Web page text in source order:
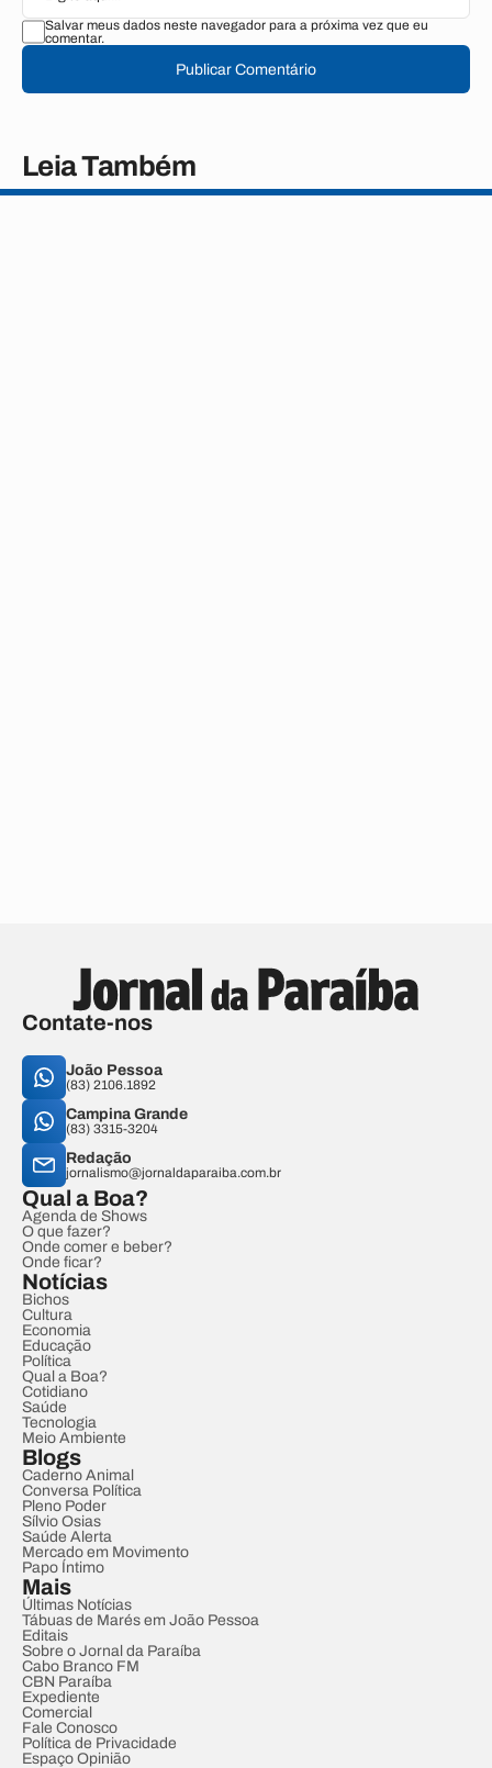
Salvar meus dados neste navegador para a próxima vez que eu
comentar.
Publicar Comentário
Leia Também
Contate-nos
João Pessoa
(83) 2106.1892
Campina Grande
(83) 3315-3204
Redação
jornalismo@jornaldaparaiba.com.br
Qual a Boa?
Agenda de Shows
O que fazer?
Onde comer e beber?
Onde ficar?
Notícias
Bichos
Cultura
Economia
Educação
Política
Qual a Boa?
Cotidiano
Saúde
Tecnologia
Meio Ambiente
Blogs
Caderno Animal
Conversa Política
Pleno Poder
Sílvio Osias
Saúde Alerta
Mercado em Movimento
Papo Íntimo
Mais
Últimas Notícias
Tábuas de Marés em João Pessoa
Editais
Sobre o Jornal da Paraíba
Cabo Branco FM
CBN Paraíba
Expediente
Comercial
Fale Conosco
Política de Privacidade
Espaço Opinião